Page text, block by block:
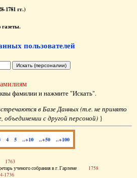
1781 гг.)
пользователей
фамилии и нажмите "Искать".
в Базе Данных (т.е. не принято
объединении с другой персоной) }
4 5 ..+10 ..+50 ..+100
1763
ученого собрания в г. Гарлеме 1758
1736